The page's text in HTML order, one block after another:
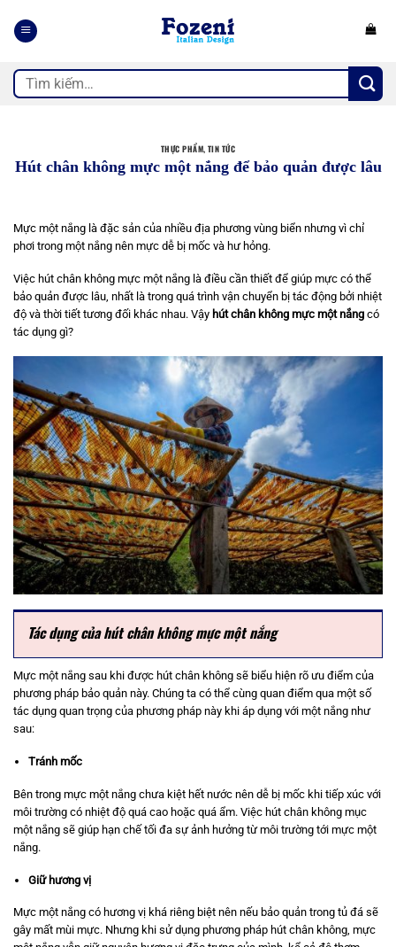
qua
Tìm
kiếm:
THỰC PHẨM, TIN TỨC
Hút chân không mực một nắng để bảo quản được lâu
Mực một nắng là đặc sản của nhiều địa phương vùng biển nhưng vì chỉ
phơi trong một nắng nên mực dễ bị mốc và hư hỏng.
Việc hút chân không mực một nắng là điều cần thiết để giúp mực có thể
bảo quản được lâu, nhất là trong quá trình vận chuyển bị tác động bởi nhiệt
độ và thời tiết tương đối khác nhau. Vậy hút chân không mực một nắng có
tác dụng gì?
Tác dụng của hút chân không mực một nắng
Mực một nắng sau khi được hút chân không sẽ biểu hiện rõ ưu điểm của
phương pháp bảo quản này. Chúng ta có thể cùng quan điểm qua một số
tác dụng quan trọng của phương pháp này khi áp dụng với một nắng như
sau:
Tránh mốc
Bên trong mực một nắng chưa kiệt hết nước nên dễ bị mốc khi tiếp xúc với
môi trường có nhiệt độ quá cao hoặc quá ẩm. Việc hút chân không mục
một nắng sẽ giúp hạn chế tối đa sự ảnh hưởng từ môi trường tới mực một
nắng.
Giữ hương vị
Mực một nắng có hương vị khá riêng biệt nên nếu bảo quản trong tủ đá sẽ
gây mất mùi mực. Nhưng khi sử dụng phương pháp hút chân không, mực